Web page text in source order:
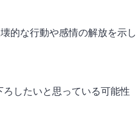
的な行動や感情の解放を示し
したいと思っている可能性